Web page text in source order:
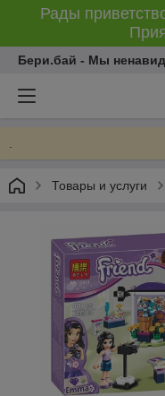
Рады
Бери.бай - Мы
Товары и услуги